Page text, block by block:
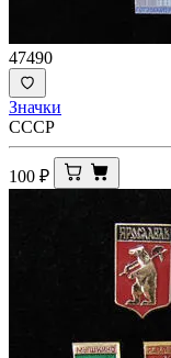
47490
Значки
СССР
100 ₽